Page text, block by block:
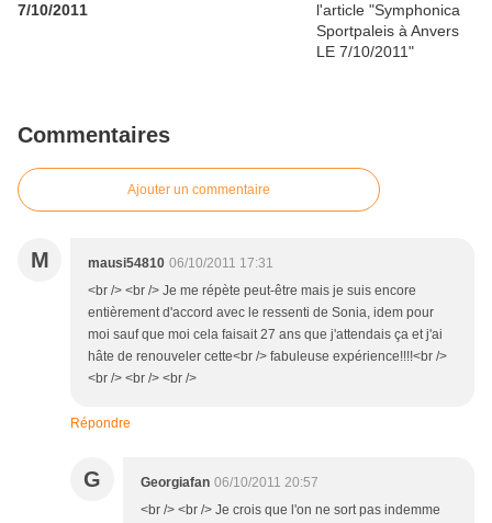
7/10/2011
Commentaires
Ajouter un commentaire
M mausi54810 06/10/2011 17:31
<br /> <br /> Je me répète peut-être mais je suis encore
entièrement d'accord avec le ressenti de Sonia, idem pour
moi sauf que moi cela faisait 27 ans que j'attendais ça et j'ai
hâte de renouveler cette<br /> fabuleuse expérience!!!!<br />
<br /> <br /> <br />
Répondre
G Georgiafan 06/10/2011 20:57
<br /> <br /> Je crois que l'on ne sort pas indemme